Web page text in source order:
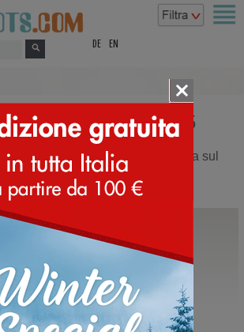
DE EN
donna misura 45
da donna misura 45 colore sabbia sul
ai doposci
Boot
Moon Boot®
Icon Glance